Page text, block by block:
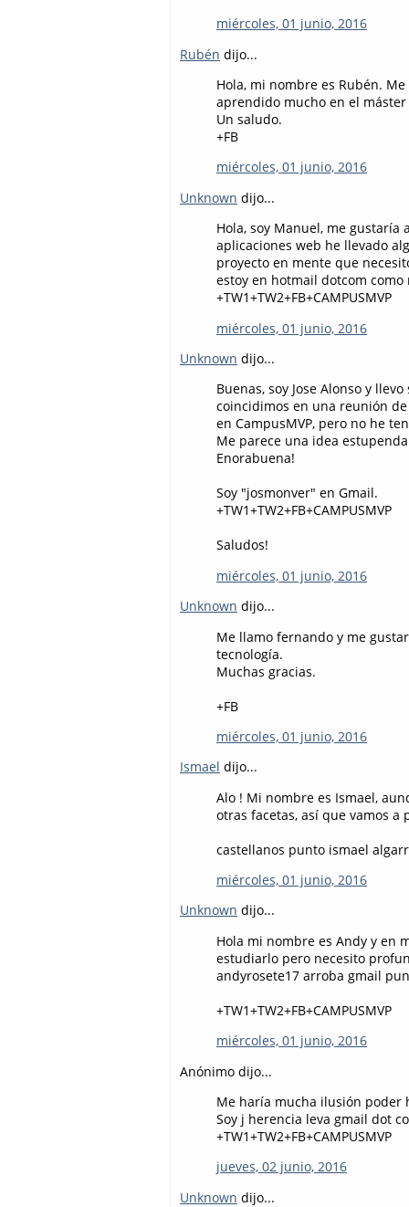
miércoles, 01 junio, 2016
Rubén dijo...
Hola, mi nombre es Rubén.
aprendido mucho en el máster
Un saludo.
+FB
miércoles, 01 junio, 2016
Unknown dijo...
Hola, soy Manuel, me gustaría
aplicaciones web he llevado
proyecto en mente que
estoy en hotmail dotcom
+TW1+TW2+FB+CAMPUSMVP
miércoles, 01 junio, 2016
Unknown dijo...
Buenas, soy Jose Alonso y
coincidimos en una reunión
en CampusMVP, pero no he
Me parece una idea
Enorabuena!
Soy "josmonver" en Gmail.
+TW1+TW2+FB+CAMPUSMVP
Saludos!
miércoles, 01 junio, 2016
Unknown dijo...
Me llamo fernando y me
tecnología.
Muchas gracias.
+FB
miércoles, 01 junio, 2016
Ismael dijo...
Alo ! Mi nombre es Ismael,
otras facetas, así que vamos a
castellanos punto ismael
miércoles, 01 junio, 2016
Unknown dijo...
Hola mi nombre es Andy y en
estudiarlo pero necesito
andyrosete17 arroba gmail
+TW1+TW2+FB+CAMPUSMVP
miércoles, 01 junio, 2016
Anónimo dijo...
Me haría mucha ilusión poder
Soy j herencia leva gmail dot
+TW1+TW2+FB+CAMPUSMVP
jueves, 02 junio, 2016
Unknown dijo...